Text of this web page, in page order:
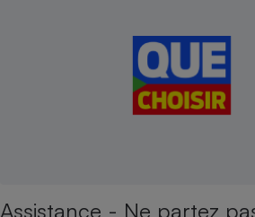
Assistance - Ne partez